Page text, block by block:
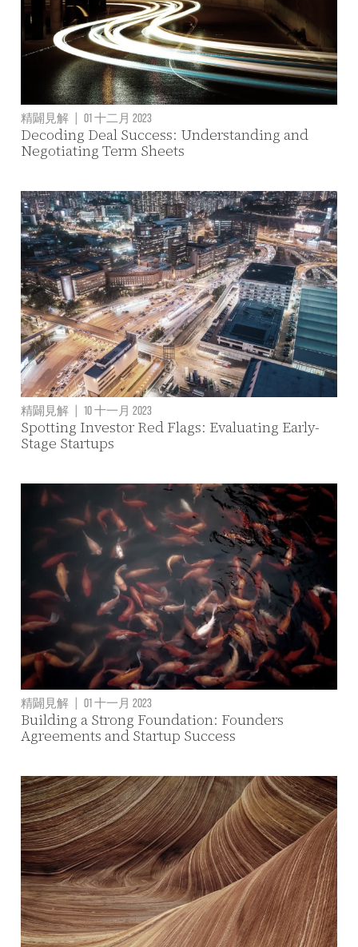
精闢見解 | 01 十二月 2023
Decoding Deal Success: Understanding and
Negotiating Term Sheets
精闢見解 | 10 十一月 2023
Spotting Investor Red Flags: Evaluating Early-
Stage Startups
精闢見解 | 01 十一月 2023
Building a Strong Foundation: Founders
Agreements and Startup Success